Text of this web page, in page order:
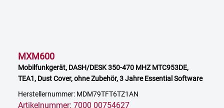
MXM600
Mobilfunkgerät, DASH/DESK 350-470 MHZ MTC953DE,
TEA1, Dust Cover, ohne Zubehör, 3 Jahre Essential Software
Herstellernummer: MDM79TFT6TZ1AN
Artikelnummer: 7000 00754627